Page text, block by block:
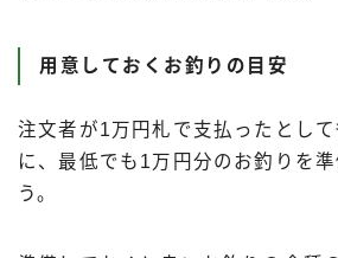
用意しておくお釣りの目安
注文者が1万円札で支払ったとして
に、最低でも1万円分のお釣りを
う。